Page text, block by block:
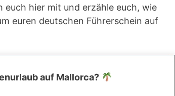
euch hier mit und erzähle euch, wie
euren deutschen Führerschein auf
auf Mallorca?